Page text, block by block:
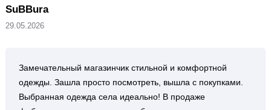
SuBBura
29.05.2026
Замечательный магазинчик стильной и комфортной
одежды. Зашла просто посмотреть, вышла с покупками.
Выбранная одежда села идеально! В продаже